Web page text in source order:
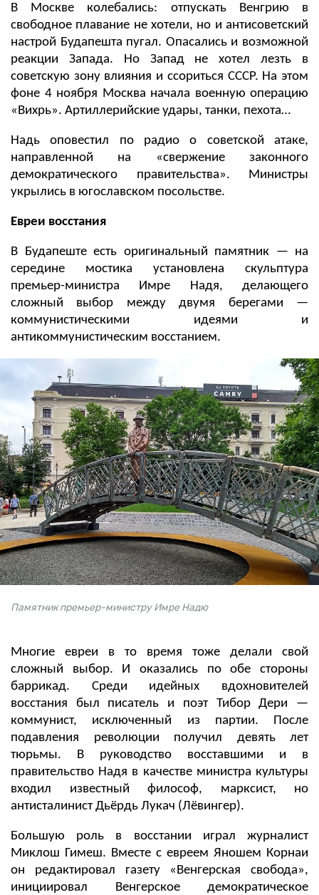
В Москве колебались: отпускать Венгрию в
свободное плавание не хотели, но и антисоветский
настрой Будапешта пугал. Опасались и возможной
реакции Запада. Но Запад не хотел лезть в
советскую зону влияния и ссориться СССР. На этом
фоне 4 ноября Москва начала военную операцию
«Вихрь». Артиллерийские удары, танки, пехота…
Надь оповестил по радио о советской атаке,
направленной на «свержение законного
демократического правительства». Министры
укрылись в югославском посольстве.
Евреи восстания
В Будапеште есть оригинальный памятник — на
середине мостика установлена скульптура
премьер-министра Имре Надя, делающего
сложный выбор между двумя берегами —
коммунистическими идеями и
антикоммунистическим восстанием.
Памятник премьер-министру Имре Надю
Многие евреи в то время тоже делали свой
сложный выбор. И оказались по обе стороны
баррикад. Среди идейных вдохновителей
восстания был писатель и поэт Тибор Дери —
коммунист, исключенный из партии. После
подавления революции получил девять лет
тюрьмы. В руководство восставшими и в
правительство Надя в качестве министра культуры
входил известный философ, марксист, но
антисталинист Дьёрдь Лукач (Лёвингер).
Большую роль в восстании играл журналист
Миклош Гимеш. Вместе с евреем Яношем Корнаи
oн редактировал газету «Венгерская свобода»,
инициировал Венгерское демократическое